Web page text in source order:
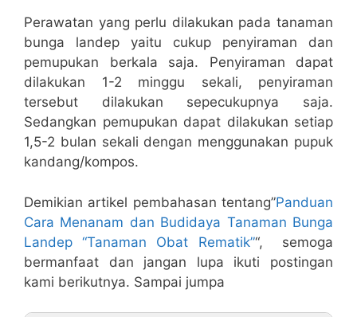
Perawatan yang perlu dilakukan pada tanaman
bunga landep yaitu cukup penyiraman dan
pemupukan berkala saja. Penyiraman dapat
dilakukan 1-2 minggu sekali, penyiraman
tersebut dilakukan sepecukupnya saja.
Sedangkan pemupukan dapat dilakukan setiap
1,5-2 bulan sekali dengan menggunakan pupuk
kandang/kompos.
Demikian artikel pembahasan tentang”Panduan
Cara Menanam dan Budidaya Tanaman Bunga
Landep “Tanaman Obat Rematik”“, semoga
bermanfaat dan jangan lupa ikuti postingan
kami berikutnya. Sampai jumpa